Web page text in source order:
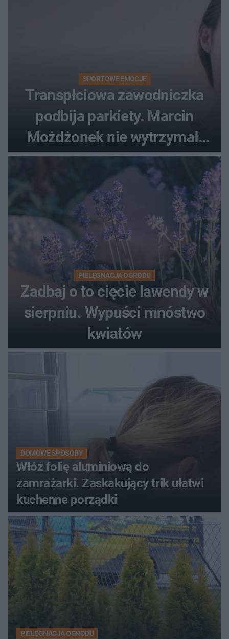
SPORTOWE EMOCJE
Transpłciowa zawodniczka
podbija parkiety. Marcin
Możdżonek nie wytrzymał:
"Skandaliczna sytuacja"
PIELĘGNACJA OGRODU
Zadbaj o to cięcie lawendy w
sierpniu. Wypuści mnóstwo
kwiatów
DOMOWE SPOSOBY
Włóż folię aluminiową do
zamrażarki. Zaskakujący trik ułatwi
kuchenne porządki
PIELĘGNACJA OGRODU